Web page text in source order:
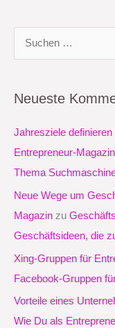
h
e
n
n
Neueste
Jahresziele
Entrepreneur-Magazin
Thema
Neue Wege um
Magazin zu
Geschäftsideen, die
Xing-Gruppen für
Facebook-Gruppen
Vorteile eines
Wie Du als